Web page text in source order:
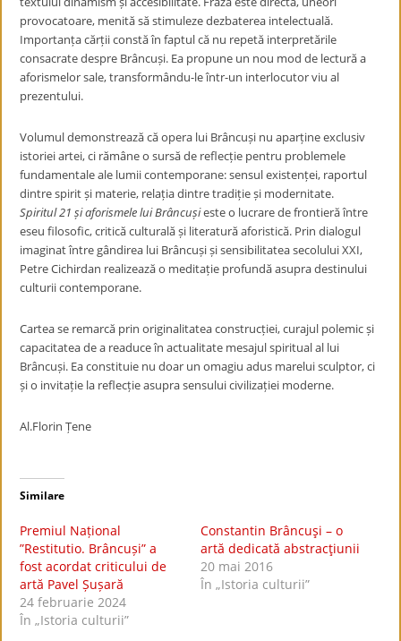
provocatoare, menită să stimuleze dezbaterea intelectuală.
Importanța cărții constă în faptul că nu repetă interpretările
consacrate despre Brâncuși. Ea propune un nou mod de lectură a
aforismelor sale, transformându-le într-un interlocutor viu al
prezentului.
Volumul demonstrează că opera lui Brâncuși nu aparține exclusiv
istoriei artei, ci rămâne o sursă de reflecție pentru problemele
fundamentale ale lumii contemporane: sensul existenței, raportul
dintre spirit și materie, relația dintre tradiție și modernitate.
Spiritul 21 și aforismele lui Brâncușieste o lucrare de frontieră între
eseu filosofic, critică culturală și literatură aforistică. Prin dialogul
imaginat între gândirea lui Brâncuși și sensibilitatea secolului XXI,
Petre Cichirdan realizează o meditație profundă asupra destinului
culturii contemporane.
Cartea se remarcă prin originalitatea construcției, curajul polemic și
capacitatea de a readuce în actualitate mesajul spiritual al lui
Brâncuși. Ea constituie nu doar un omagiu adus marelui sculptor, ci
și o invitație la reflecție asupra sensului civilizației moderne.
Al.Florin Țene
Similare
Premiul Național
”Restitutio. Brâncuși” a
fost acordat criticului de
artă Pavel Șușară
24 februarie 2024
În „Istoria culturii”
Constantin Brâncuşi – o
artă dedicată abstracţiunii
20 mai 2016
În „Istoria culturii”